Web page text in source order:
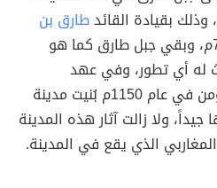
بقيادة القائدطارق بن
، وكان ذلك في عام 711م، وبقي جبل طارق كما هو
له أي تطور، وفي عهد
السلطان الموحدي عبد المؤمن في عام 1150م بُنيت مدينة
ولا زالت آثار هذه المدينة
الذي يقع في المدينة.